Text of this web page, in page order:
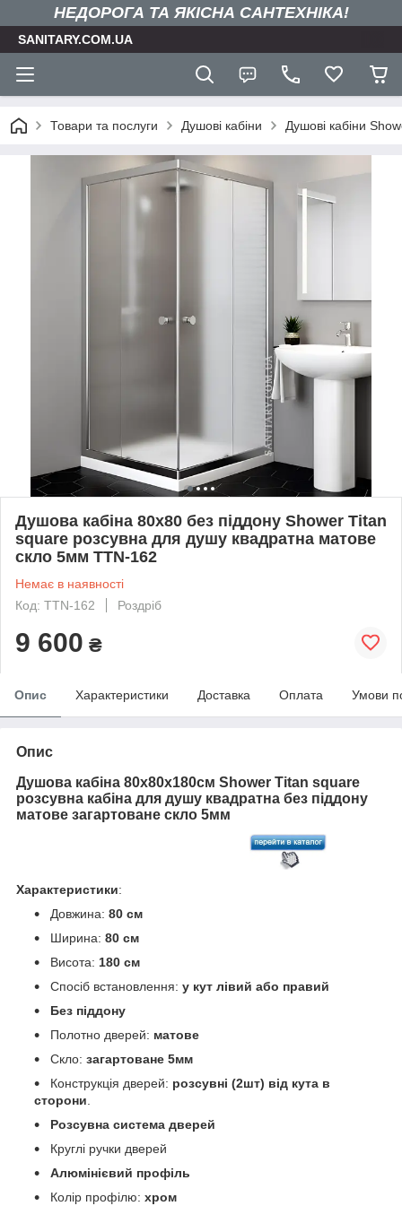
НЕДОРОГА ТА ЯКIСНА САНТЕХНІКА!
SANITARY.COM.UA
Товари та послуги Душові кабіни Душові кабіни
Душова кабіна 80x80 без піддону Shower Titan
square розсувна для душу квадратна матове
скло 5мм TTN-162
Немає в наявності
Код: TTN-162
Роздріб
9 600 ₴
Опис Характеристики Доставка Оплата Умови
Опис
Душова кабіна 80x80х180см Shower Titan square
розсувна кабіна для душу квадратна без піддону
матове загартоване скло 5мм
Характеристики:
Довжина: 80 см
Ширина: 80 см
Висота: 180 см
Спосіб встановлення: у кут лівий або правий
Без піддону
Полотно дверей: матове
Скло: загартоване 5мм
Конструкція дверей: розсувні (2шт) від кута в
сторони.
Розсувна система дверей
Круглі ручки дверей
Алюмінієвий профіль
Колір профілю: хром